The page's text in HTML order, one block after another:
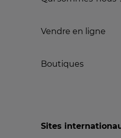
Vendre en ligne
Boutiques
Sites